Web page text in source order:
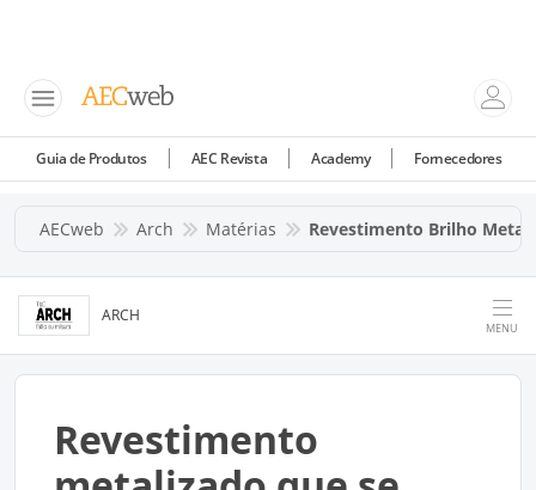
Guia de Produtos AEC Revista Academy Fornecedores
AECweb Arch Matérias Revestimento Brilho
ARCH
MENU
Revestimento